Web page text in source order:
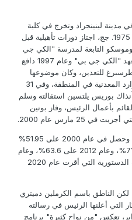
بوتين في 7 أكتوبر 1952 في مدينة لينينجراد وتخرج في كلية
الحقوق بجامعة لينينجراد الحكومية عام 1975. جج، اجتاز دورات تأهيلية قبل
وموسكو التابعة لمدرسة "الكي جي
بي" العليا، وفي عام 1985 تخرج في معهد "الكي جي بي" وعام 1997 دافع
للتعدين، وكان موضوعها
التخطيط الاستراتيجي لإعادة إنتاج الموارد المعدنية في المنطقة، وفي 31
آنذاك بوريس يلتسين استقالته وسلم
بأعمال الرئيس، وفاز بوتين
25 مارس عام 2000.
وتم انتخاب بوتين للرئاسة لأربع ولايات، وحصل في عام 2000 على 51.95%
من الأصوات، وفي عام 2004 على 71.31%، وعام 2012 على 63.6%، وعام
2018 على 76.69%. وأتاحت التعديلات الدستورية التي أقرت عام 2020
لكن الناطق باسم الكرملين دميتري
التي أعلنها الرئيس في رسالته
الفيدرالية في 29 فبراير، تعكس "من نواح كثيرة" برنامج